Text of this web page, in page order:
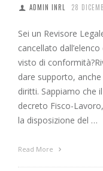
ADMIN INRL 28
Sei un Revisore
cancellato
visto di
dare supporto,
diritti. Sappiamo che
decreto Fisco-
la disposizione del …
Read More